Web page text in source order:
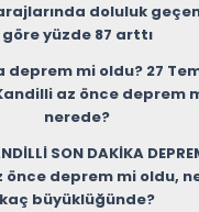
doluluk geçen
göre yüzde 87 arttı
deprem mi oldu? 27
az önce deprem
nerede?
SON DAKİKA
önce deprem mi oldu,
kaç büyüklüğünde?